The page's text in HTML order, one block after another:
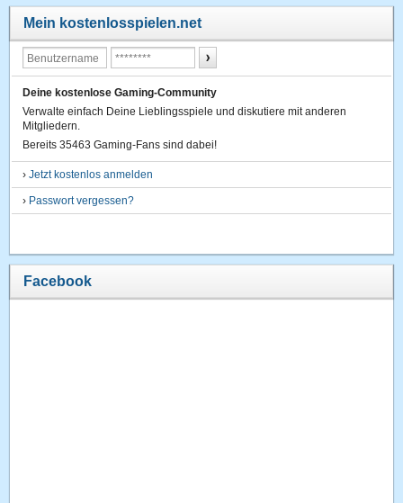
Mein kostenlosspielen.net
Deine kostenlose Gaming-Community
Verwalte einfach Deine Lieblingsspiele und diskutiere mit anderen
Mitgliedern.
Bereits 35463 Gaming-Fans sind dabei!
›Jetzt kostenlos anmelden
› Passwort vergessen?
Facebook